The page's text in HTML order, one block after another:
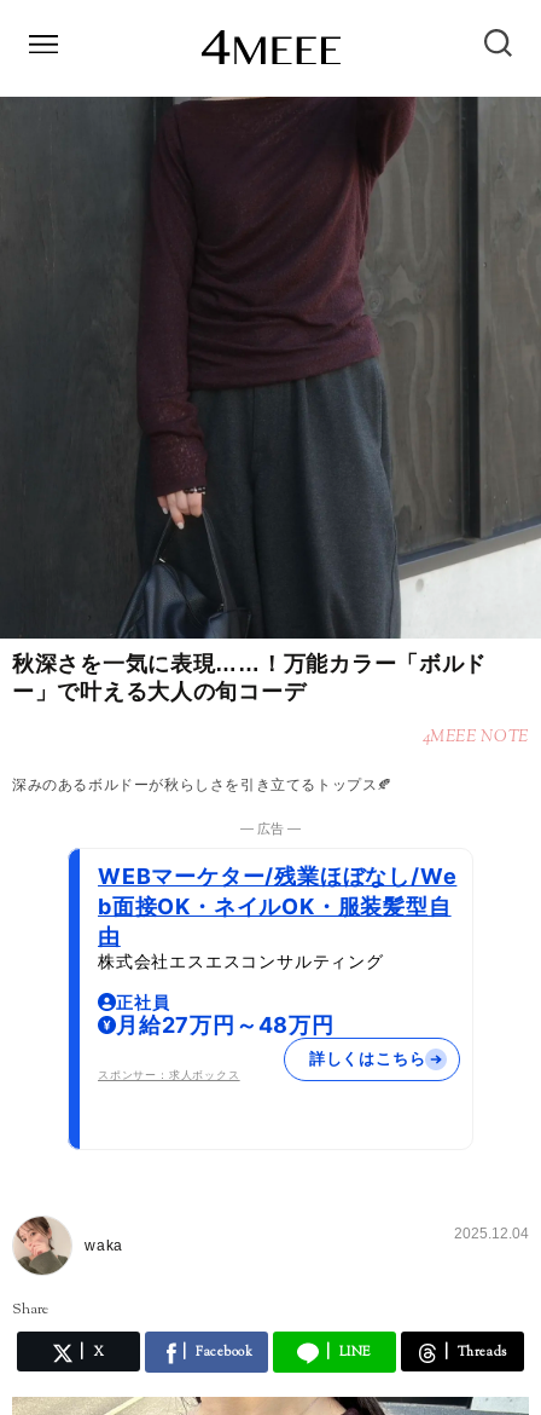
秋深さを一気に表現……！万能カラー「ボルド
ー」で叶える大人の旬コーデ
4MEEE NOTE
深みのあるボルドーが秋らしさを引き立てるトップス🍂
― 広告 ―
WEBマーケター/残業ほぼなし/We
b面接OK・ネイルOK・服装髪型自
由
株式会社エスエスコンサルティング
正社員
月給27万円～48万円
スポンサー：求人ボックス
詳しくはこちら
waka
2025.12.04
Share
X Facebook LINE Threads